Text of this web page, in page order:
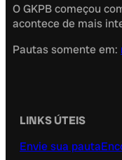
O GKPB começou
acontece de mais
Pautas somente em:
LINKS ÚTEIS
Envie sua pauta